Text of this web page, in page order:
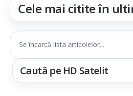
Cele mai citite în
Se încarcă lista articolelor...
Caută pe HD Satelit